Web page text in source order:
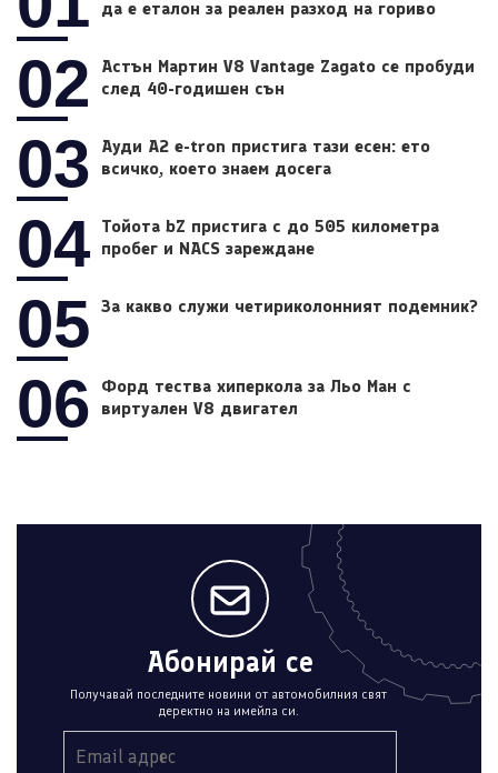
да е еталон за реален разход на гориво
02
Астън Мартин V8 Vantage Zagato се пробуди
след 40-годишен сън
03
Ауди A2 e-tron пристига тази есен: ето
всичко, което знаем досега
04 Тойота bZ пристига с до 505 километра
пробег и NACS зареждане
05 За какво служи четириколонният подемник?
06
Форд тества хиперкола за Льо Ман с
виртуален V8 двигател
Абонирай се
Получавай последните новини от автомобилния свят
деректно на имейла си.